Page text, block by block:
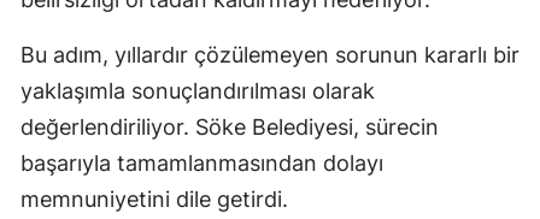
Bu adım, yıllardır çözülemeyen sorunun kararlı bir
yaklaşımla sonuçlandırılması olarak
değerlendiriliyor. Söke Belediyesi, sürecin
başarıyla tamamlanmasından dolayı
memnuniyetini dile getirdi.